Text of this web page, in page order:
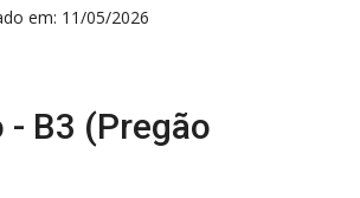
em: 11/05/2026
- B3 (Pregão